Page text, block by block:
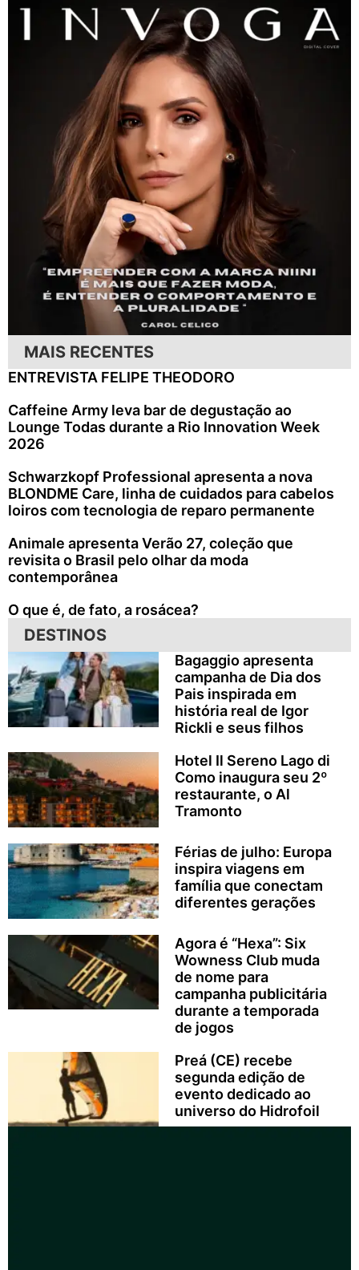
MAIS RECENTES
ENTREVISTA FELIPE THEODORO
Caffeine Army leva bar de degustação ao
Lounge Todas durante a Rio Innovation Week
2026
Schwarzkopf Professional apresenta a nova
BLONDME Care, linha de cuidados para cabelos
loiros com tecnologia de reparo permanente
Animale apresenta Verão 27, coleção que
revisita o Brasil pelo olhar da moda
contemporânea
O que é, de fato, a rosácea?
DESTINOS
Bagaggio apresenta
campanha de Dia dos
Pais inspirada em
história real de Igor
Rickli e seus filhos
Hotel Il Sereno Lago di
Como inaugura seu 2º
restaurante, o Al
Tramonto
Férias de julho: Europa
inspira viagens em
família que conectam
diferentes gerações
Agora é “Hexa”: Six
Wowness Club muda
de nome para
campanha publicitária
durante a temporada
de jogos
Preá (CE) recebe
segunda edição de
evento dedicado ao
universo do Hidrofoil